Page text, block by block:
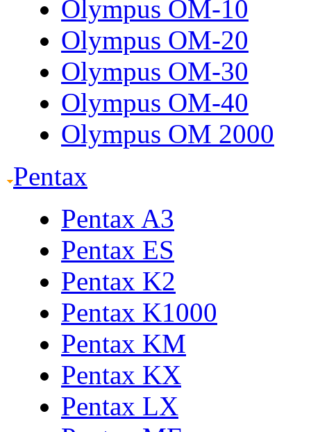
Olympus OM-10
Olympus OM-20
Olympus OM-30
Olympus OM-40
Olympus OM 2000
Pentax
Pentax A3
Pentax ES
Pentax K2
Pentax K1000
Pentax KM
Pentax KX
Pentax LX